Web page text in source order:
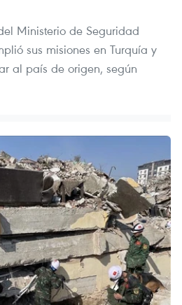
Ministerio de Seguridad
sus misiones en Turquía y
al país de origen, según